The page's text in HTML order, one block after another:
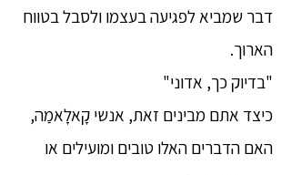
דבר שמביא לפגיעה בעצמו ולסבל בטווח
הארוך.
"בדיוק כך, אדוני"
כיצד אתם מבינים זאת, אנשי קָאלָאמַה,
האם הדברים האלו טובים ומועילים או